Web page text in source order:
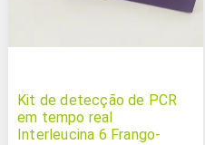
Kit de detecção de PCR
em tempo real
Interleucina 6 Frango-